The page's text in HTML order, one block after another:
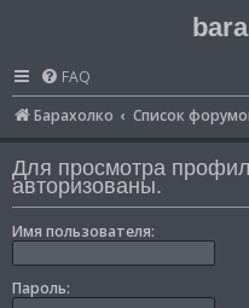
FAQ
Барахолко
Список
Для просмотра
авторизованы.
Имя пользователя:
Пароль: